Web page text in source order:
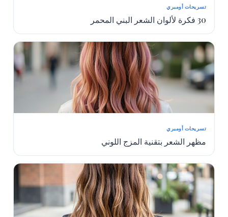
تسريحات أومبري
30 فكرة لألوان الشعر البني المحمر
تسريحات أومبري
مظهر الشعر بتقنية المزج اللوني